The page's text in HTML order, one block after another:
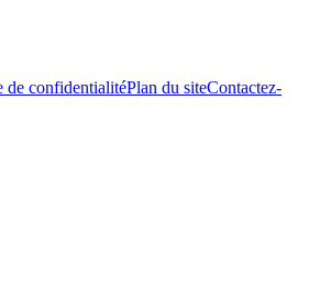
de confidentialitéPlan du siteContactez-